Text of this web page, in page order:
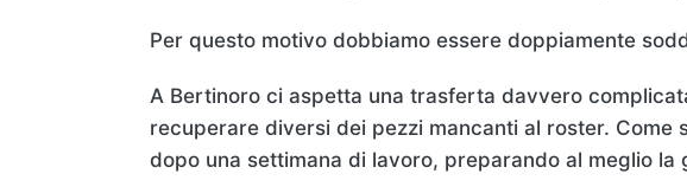
Per questo motivo dobbiamo essere doppiamente
A Bertinoro ci aspetta una trasferta davvero
recuperare diversi dei pezzi mancanti al roster.
dopo una settimana di lavoro, preparando al meglio la